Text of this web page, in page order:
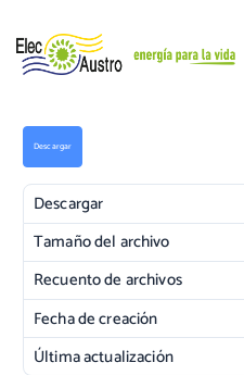
Descargar
Descargar
Tamaño del archivo
Recuento de archivos
Fecha de creación
Última actualización